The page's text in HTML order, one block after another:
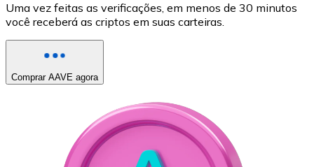
Uma vez feitas as verificações, em menos de 30 minutos
você receberá as criptos em suas carteiras.
Comprar AAVE agora